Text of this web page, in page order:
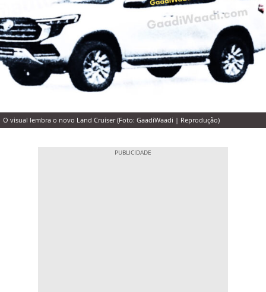
O visual lembra o novo Land Cruiser (Foto: GaadiWaadi | Reprodução)